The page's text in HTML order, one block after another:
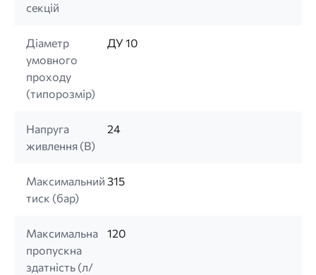
секцій
Діаметр
умовного
проходу
(типорозмір)
ДУ 10
Напруга
живлення (B)
24
Максимальний
тиск (бар)
315
Максимальна
пропускна
здатність (л/
120